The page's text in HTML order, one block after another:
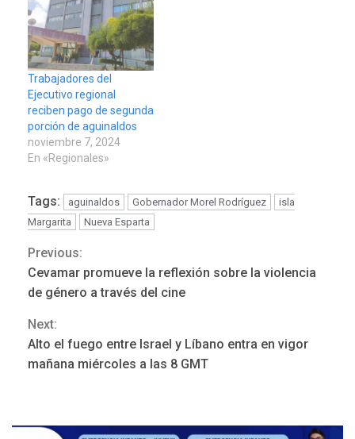
Trabajadores del
Ejecutivo regional
reciben pago de segunda
porción de aguinaldos
noviembre 7, 2024
En «Regionales»
Tags: aguinaldos Gobernador Morel Rodríguez
isla
Margarita
Nueva Esparta
Continue
Reading
Previous:
Cevamar promueve la reflexión sobre la violencia
de género a través del cine
Next:
Alto el fuego entre Israel y Líbano entra en vigor
mañana miércoles a las 8 GMT
ÚLTIMA HORA
Hutíes de Yemen dicen que